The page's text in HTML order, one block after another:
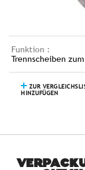
Funktion :
Trennscheiben
ZUR
HINZUFÜGEN